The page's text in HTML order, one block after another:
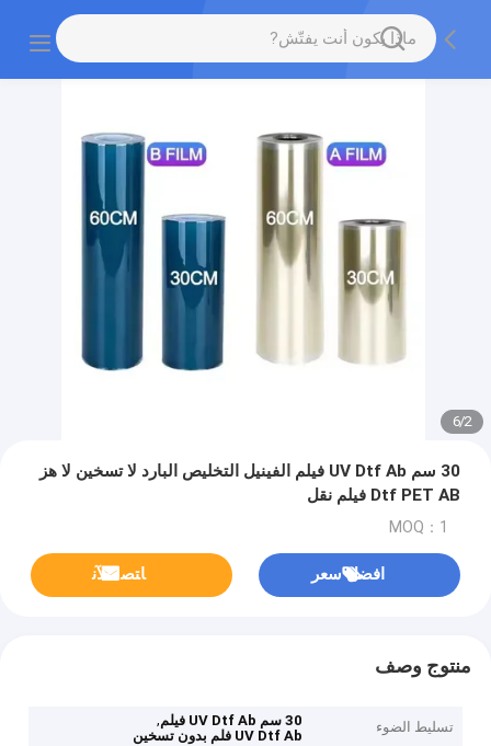
2
/
6
30 سم UV Dtf Ab فيلم الفينيل التخليص البارد لا تسخين لا هز
Dtf PET AB فيلم نقل
MOQ：1
افضل سعر ﺎﺘﺼﻟ ﺍﻶﻧ
منتوج وصف
تسليط الضوء 30 سم UV Dtf Ab فيلم
,
UV Dtf Ab فلم بدون تسخين